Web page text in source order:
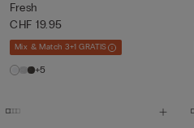
Fresh
CHF 19.95
Mix & Match 3+1 GRATIS
+5